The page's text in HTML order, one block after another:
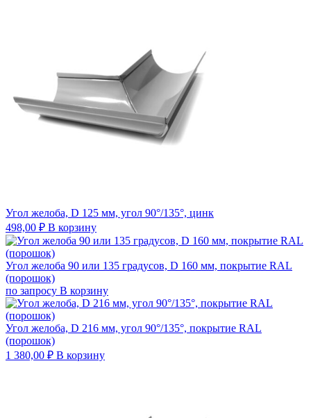
Угол желоба, D 125 мм, угол 90°/135°, цинк
498,00 ₽ В корзину
Угол желоба 90 или 135 градусов, D 160 мм, покрытие RAL
(порошок)
по запросу В корзину
Угол желоба, D 216 мм, угол 90°/135°, покрытие RAL
(порошок)
1 380,00 ₽ В корзину